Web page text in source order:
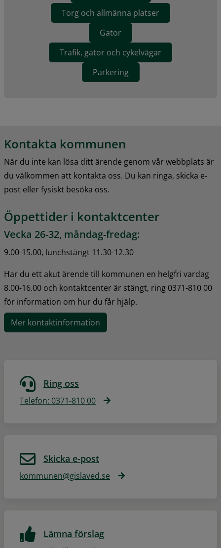
Torg och allmänna platser
Gator
Trafik, gator och cykelvägar
Parkering
Kontakta kommunen
När du inte kan lösa ditt ärende genom vår webbplats är
du välkommen att kontakta oss. Du kan ringa, skicka e-
post eller fysiskt besöka oss.
Öppettider i kontaktcenter
Vecka 26-32, måndag-fredag:
9.00-15.00, lunchstängt 11.30-12.30
Har du ett akut ärende till kommunen en helgfri vardag
8.00-16.00 och kontaktcenter är stängt, ring 0371-810 00
för information om hur du får hjälp.
Mer kontaktinformation
Ring oss
Telefon: 0371-810 00
Skicka e-post
kommunen@gislaved.se
Lämna förslag